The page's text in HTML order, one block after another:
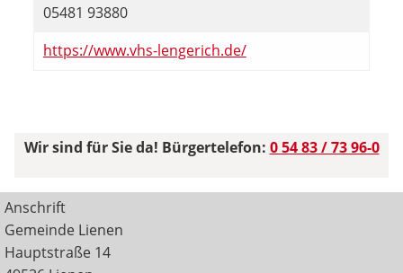
05481 93880
https://www.vhs-lengerich.de/
Wir sind für Sie da! Bürgertelefon: 0 54 83 / 73 96-0
Anschrift
Gemeinde Lienen
Hauptstraße 14